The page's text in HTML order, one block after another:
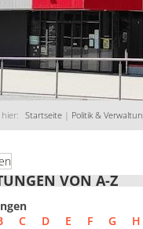
Startseite | Politik &
VON A-Z
C D E F G H